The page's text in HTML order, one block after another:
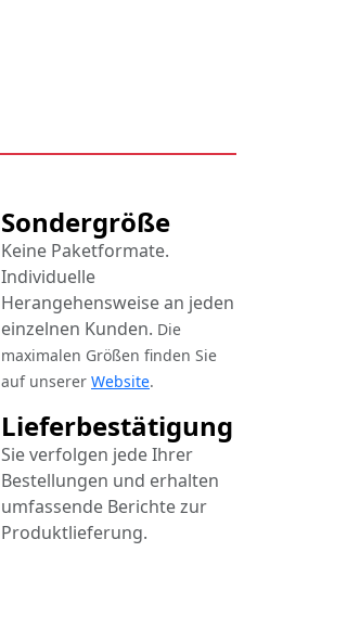
Sondergröße
Keine Paketformate.
Individuelle
Herangehensweise an jeden
einzelnen Kunden. Die
maximalen Größen finden Sie
auf unserer Website.
Lieferbestätigung
Sie verfolgen jede Ihrer
Bestellungen und erhalten
umfassende Berichte zur
Produktlieferung.